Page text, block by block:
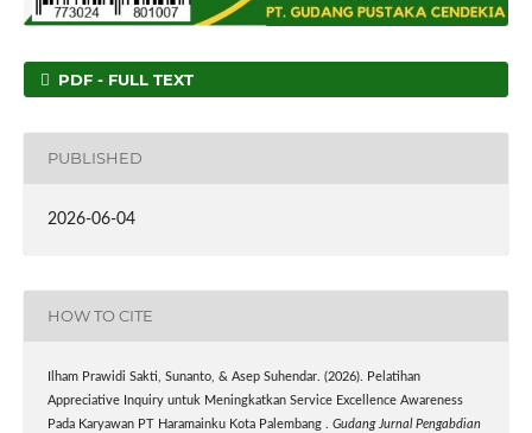
PDF - FULL TEXT
PUBLISHED
2026-06-04
HOW TO CITE
Ilham Prawidi Sakti, Sunanto, & Asep Suhendar. (2026). Pelatihan
Appreciative Inquiry untuk Meningkatkan Service Excellence Awareness
Pada Karyawan PT Haramainku Kota Palembang . Gudang Jurnal Pengabdian